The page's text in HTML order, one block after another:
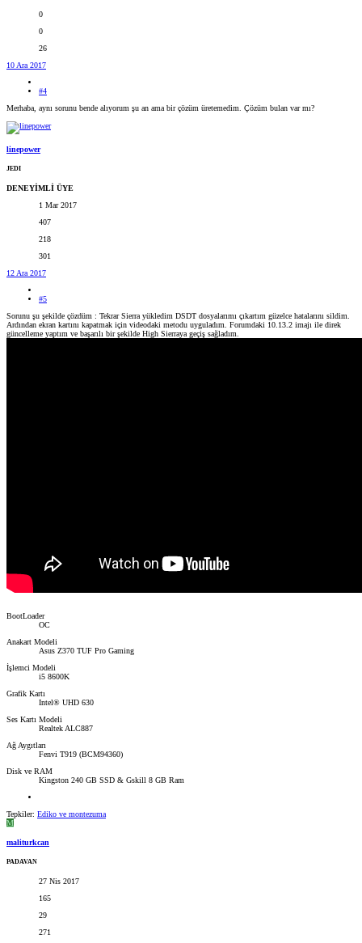
0
0
26
10 Ara 2017
#4
Merhaba, aynı sorunu bende alıyorum şu an ama bir çözüm üretemedim. Çözüm bulan var mı?
linepower
JEDI
DENEYİMLİ ÜYE
1 Mar 2017
407
218
301
12 Ara 2017
#5
Sorunu şu şekilde çözdüm : Tekrar Sierra yükledim DSDT dosyalarımı çıkartım güzelce hatalarını sildim.
Ardından ekran kartını kapatmak için videodaki metodu uyguladım. Forumdaki 10.13.2 imajı ile direk
güncelleme yaptım ve başarılı bir şekilde High Sierraya geçiş sağladım.
BootLoader
OC
Anakart Modeli
Asus Z370 TUF Pro Gaming
İşlemci Modeli
i5 8600K
Grafik Kartı
Intel® UHD 630
Ses Kartı Modeli
Realtek ALC887
Ağ Aygıtları
Fenvi T919 (BCM94360)
Disk ve RAM
Kingston 240 GB SSD & Gskill 8 GB Ram
Tepkiler: Ediko ve montezuma
M
maliturkcan
PADAVAN
27 Nis 2017
165
29
271